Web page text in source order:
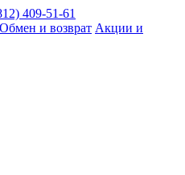
409-51-61
Обмен и возврат Акции и